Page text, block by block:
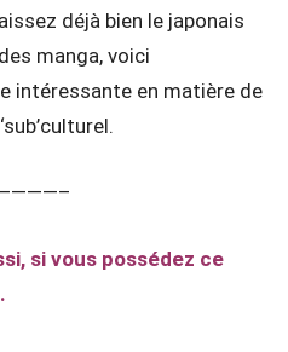
déjà bien le japonais
manga, voici
intéressante en matière de
si vous possédez ce